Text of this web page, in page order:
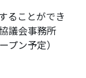
ることができ
議会事務所
プン予定）